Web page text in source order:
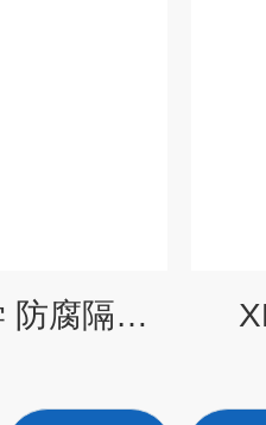
XDGM-30抗化学 防腐隔膜真空泵